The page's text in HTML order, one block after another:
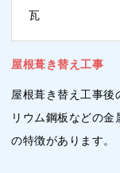
瓦
屋根葺き替え工事
屋根葺き替え工事
リウム鋼板などの
の特徴があります。